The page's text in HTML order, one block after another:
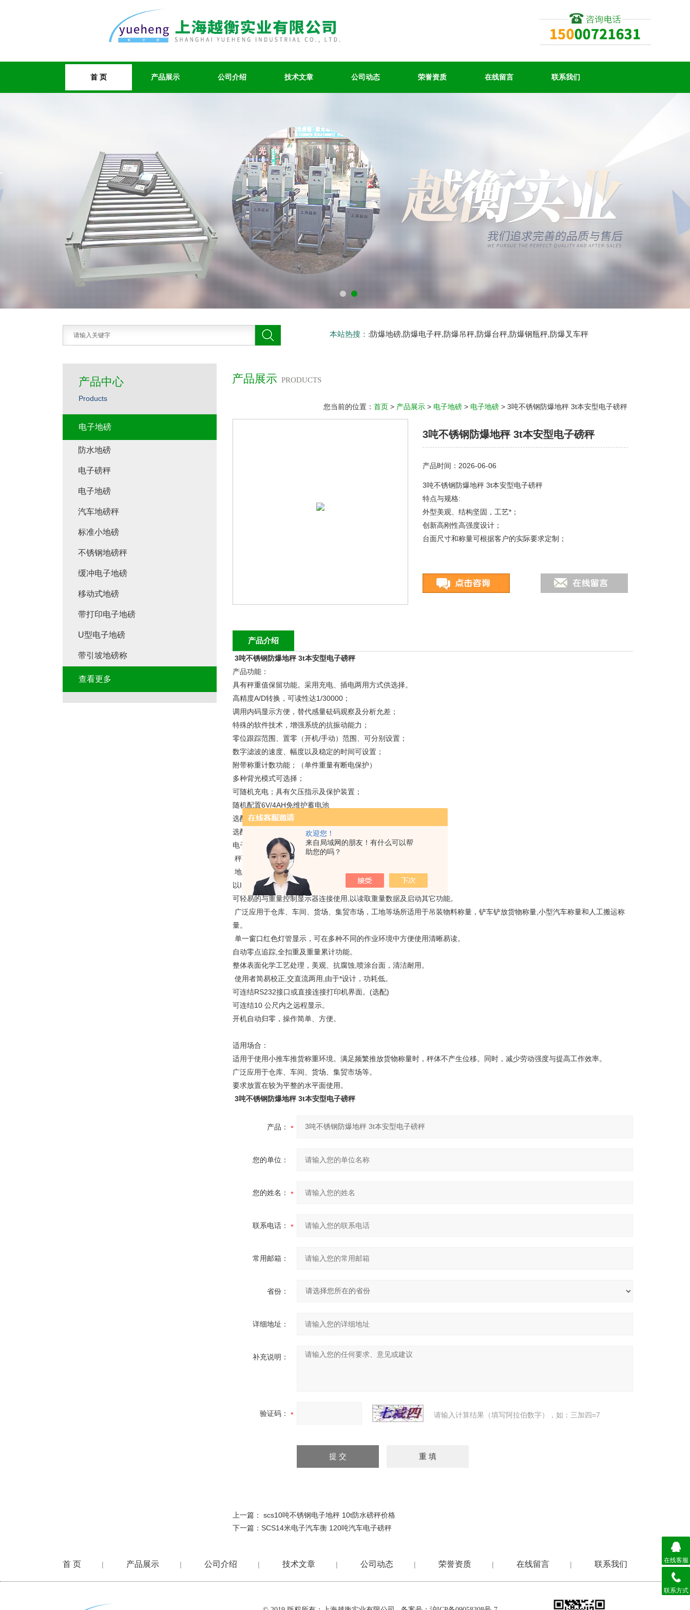
欢迎您！
来自局域网的朋友！有什么可以帮
助您的吗？
首 页 产品展示 公司介绍 技术文章 公司动态 荣誉资质 在线留言 联系我们
本站热搜： :防爆地磅,防爆电子秤,防爆吊秤,防爆台秤,防爆钢瓶秤,防爆叉车秤
产品展示 PRODUCTS
您当前的位置： 首页 > 产品展示 > 电子地磅 > 电子地磅 > 3吨不锈钢防爆地秤 3t本安型电子磅秤
3吨不锈钢防爆地秤 3t本安型电子磅秤
产品时间：2026-06-06
3吨不锈钢防爆地秤 3t本安型电子磅秤
特点与规格:
外型美观、结构坚固，工艺*；
创新高刚性高强度设计；
台面尺寸和称量可根据客户的实际要求定制；
产品介绍
3吨不锈钢防爆地秤 3t本安型电子磅秤
产品功能：
具有秤重值保留功能。采用充电、插电两用方式供选择。
高精度A/D转换，可读性达1/30000；
调用内码显示方便，替代感量砝码观察及分析允差；
特殊的软件技术，增强系统的抗振动能力；
零位跟踪范围、置零（开机/手动）范围、可分别设置；
数字滤波的速度、幅度以及稳定的时间可设置；
附带称重计数功能；（单件重量有断电保护）
多种背光模式可选择；
可随机充电；具有欠压指示及保护装置；
随机配置6V/4AH免维护蓄电池
选配RS-232通讯口，波特率可选，通讯方式可选；
选配20mA电流环大屏幕通讯口；
电子地磅产品介绍：
秤面以实厚为6mm的花纹钢材质及槽钢骨架为基础,坚固耐用。
地上衡标准型结构,附有4组可调式支脚，安装方便。
以IP67防水连接盒（Junction Box）连接4颗高精度感应器使用。
可轻易的与重量控制显示器连接使用,以读取重量数据及启动其它功能。
广泛应用于仓库、车间、货场、集贸市场，工地等场所适用于吊装物料称量，铲车铲放货物称量,小型汽车称量和人工搬运称
量。
单一窗口红色灯管显示，可在多种不同的作业环境中方便使用清晰易读。
自动零点追踪,全扣重及重量累计功能。
整体表面化学工艺处理，美观、抗腐蚀,喷涂台面，清洁耐用。
使用者简易校正,交直流两用,由于*设计，功耗低。
可连结RS232接口或直接连接打印机界面。(选配)
可连结10 公尺内之远程显示。
开机自动归零，操作简单、方便。
适用场合：
适用于使用小推车推货称重环境。满足频繁推放货物称量时，秤体不产生位移。同时，减少劳动强度与提高工作效率。
广泛应用于仓库、车间、货场、集贸市场等。
要求放置在较为平整的水平面使用。
3吨不锈钢防爆地秤 3t本安型电子磅秤
产品：
您的单位：
您的姓名：
联系电话：
常用邮箱：
省份：
详细地址：
补充说明：
验证码： 请输入计算结果（填写阿拉伯数字），如：三加四=7
上一篇： scs10吨不锈钢电子地秤 10t防水磅秤价格
下一篇： SCS14米电子汽车衡 120吨汽车电子磅秤
产品中心
Products
电子地磅
防水地磅
电子磅秤
电子地磅
汽车地磅秤
标准小地磅
不锈钢地磅秤
缓冲电子地磅
移动式地磅
带打印电子地磅
U型电子地磅
带引坡地磅称
查看更多
首 页 | 产品展示 | 公司介绍 | 技术文章 | 公司动态 | 荣誉资质 | 在线留言 | 联系我们 在线客服
联系方式